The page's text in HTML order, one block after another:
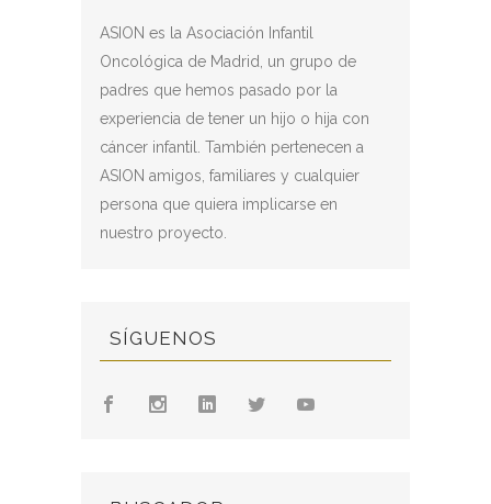
ASION es la Asociación Infantil
Oncológica de Madrid, un grupo de
padres que hemos pasado por la
experiencia de tener un hijo o hija con
cáncer infantil. También pertenecen a
ASION amigos, familiares y cualquier
persona que quiera implicarse en
nuestro proyecto.
SÍGUENOS